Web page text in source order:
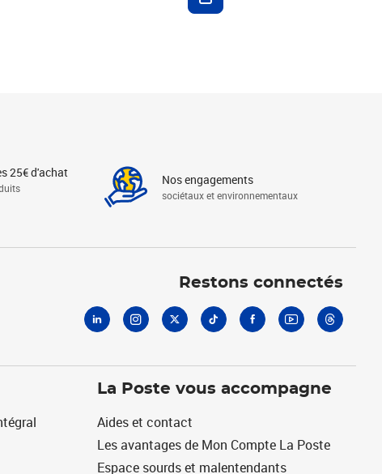
25€ d'achat Nos engagements
sociétaux et environnementaux
Restons connectés
La Poste vous accompagne
Aides et contact
Les avantages de Mon Compte La Poste
Espace sourds et malentendants